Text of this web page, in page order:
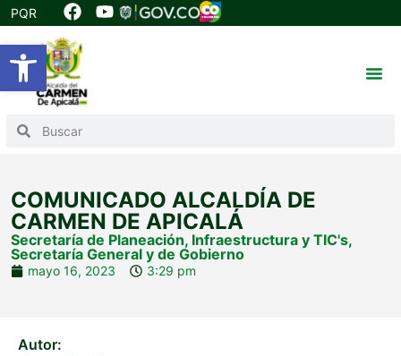
Abrir barra de herramientas
PQR
COMUNICADO ALCALDÍA DE
CARMEN DE APICALÁ
Secretaría de Planeación, Infraestructura y TIC's,
Secretaría General y de Gobierno
mayo 16, 2023 3:29 pm
Autor: